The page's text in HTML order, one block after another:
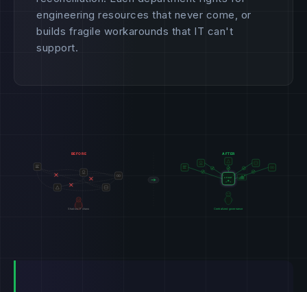
engineering resources that never come, or
builds fragile workarounds that IT can't
support.